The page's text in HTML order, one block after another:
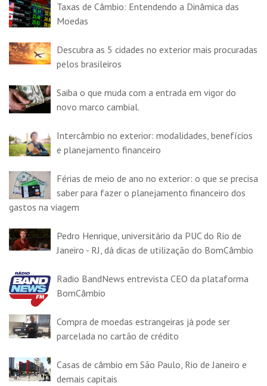
Taxas de Câmbio: Entendendo a Dinâmica das
Moedas
Descubra as 5 cidades no exterior mais procuradas
pelos brasileiros
Saiba o que muda com a entrada em vigor do
novo marco cambial.
Intercâmbio no exterior: modalidades, benefícios
e planejamento financeiro
Férias de meio de ano no exterior: o que se precisa
saber para fazer o planejamento financeiro dos
gastos na viagem
Pedro Henrique, universitário da PUC do Rio de
Janeiro - RJ, dá dicas de utilização do BomCâmbio
Radio BandNews entrevista CEO da plataforma
BomCâmbio
Compra de moedas estrangeiras já pode ser
parcelada no cartão de crédito
Casas de câmbio em São Paulo, Rio de Janeiro e
demais capitais